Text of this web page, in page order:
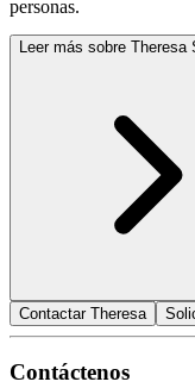
personas.
Gracias a mis años de
una sensibilidad
clientes, ofreciendo
Hablo fluidamente
atender a una amplia
confianza y cercanía.
En el equipo de
rol de asesora legal en
nuestros clientes en
propiedad, asegurando
seguridad y
Leer más sobre Theresa
Contactar Theresa
Contáctenos